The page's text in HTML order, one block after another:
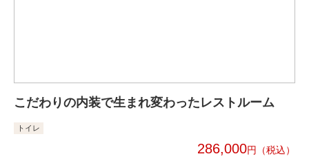
こだわりの内装で生まれ変わったレストルーム
トイレ
286,000円